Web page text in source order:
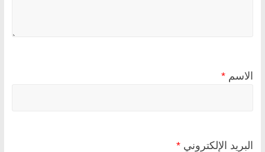
الاسم *
البريد الإلكتروني *